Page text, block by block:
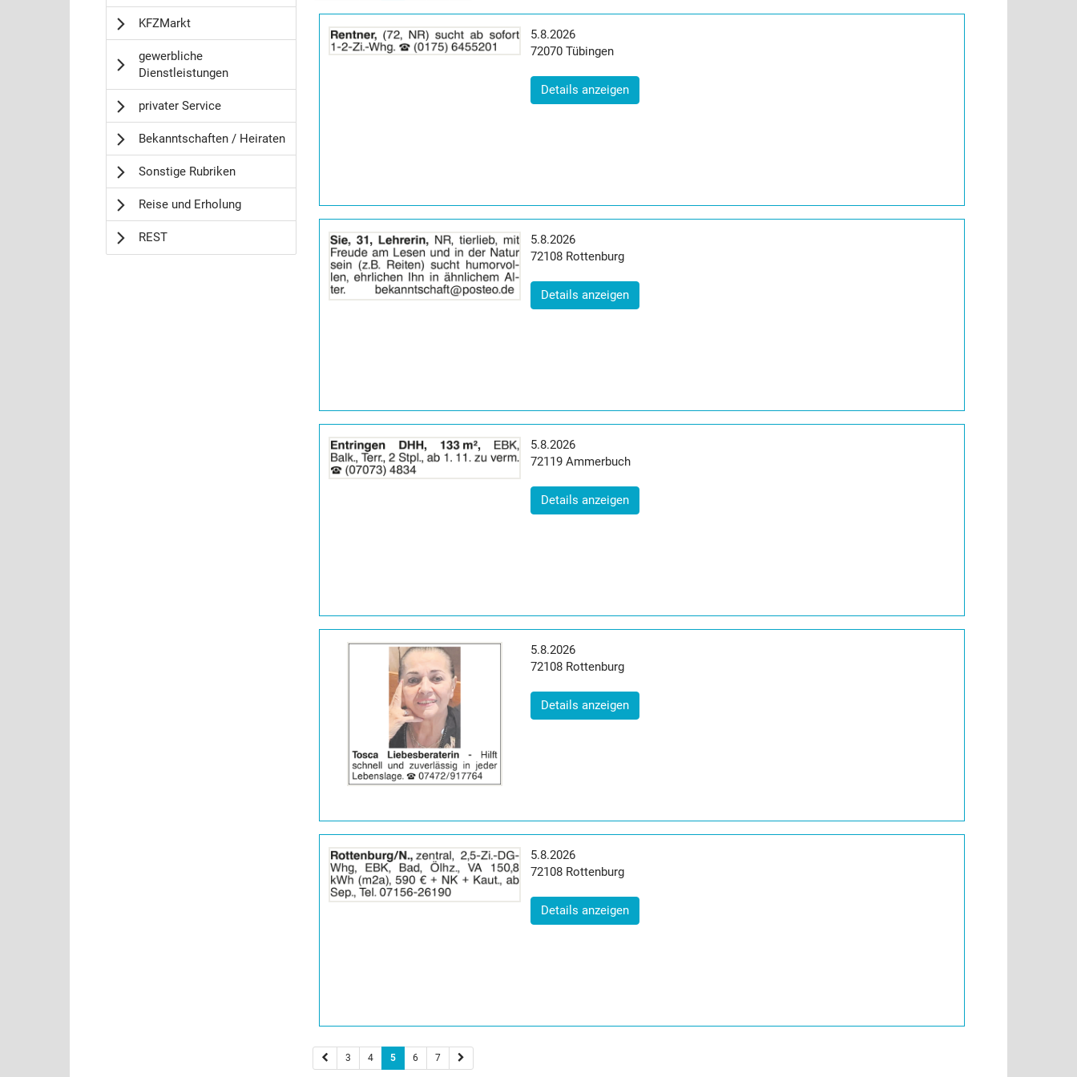
KFZMarkt
gewerbliche
Dienstleistungen
privater Service
Bekanntschaften / Heiraten
Sonstige Rubriken
Reise und Erholung
REST
Anzeige
Erscheinungsdatum:
5.8.2026
Postleitzahl:
72070 Ort:
Tübingen
Details anzeigen(ID: 2065072)
Anzeige
2065073
anzeigen
Erscheinungsdatum:
5.8.2026
Postleitzahl:
72108 Ort:
Rottenburg
Details anzeigen(ID: 2065073)
Anzeige
2065074
Erscheinungsdatum:
5.8.2026
Postleitzahl:
72119 Ort:
Ammerbuch
Details anzeigen(ID: 2065074)
Erscheinungsdatum:
5.8.2026
Postleitzahl:
72108 Ort:
Rottenburg
Details anzeigen(ID: 2065075)
Anzeige
2065076
Erscheinungsdatum:
5.8.2026
Postleitzahl:
72108 Ort:
Rottenburg
Details anzeigen(ID: 2065076)
3 4 5 6 7